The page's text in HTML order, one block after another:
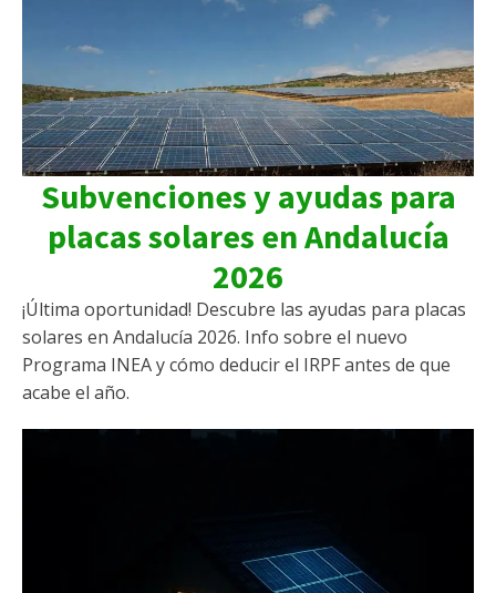
Subvenciones y ayudas para
placas solares en Andalucía
2026
¡Última oportunidad! Descubre las ayudas para placas
solares en Andalucía 2026. Info sobre el nuevo
Programa INEA y cómo deducir el IRPF antes de que
acabe el año.